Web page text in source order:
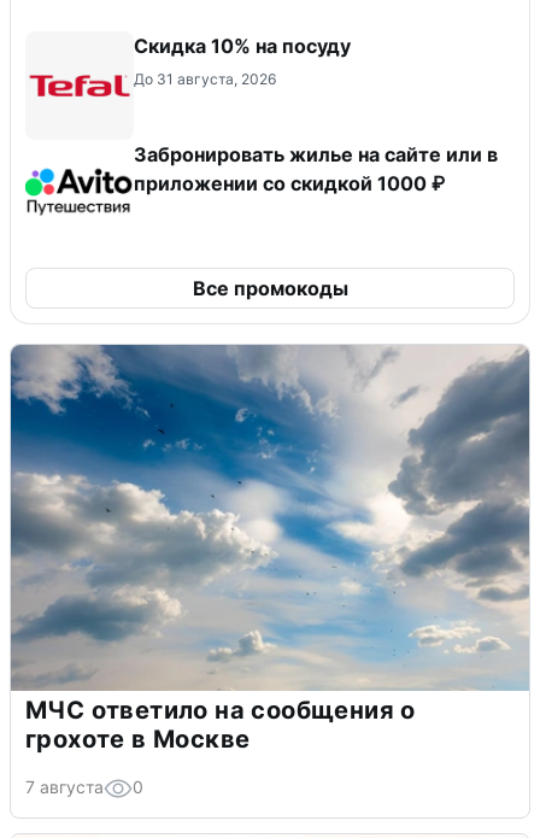
Скидка 10% на посуду
До 31 августа, 2026
Забронировать жилье на сайте или в
приложении со скидкой 1000 ₽
Все промокоды
МЧС ответило на сообщения о
грохоте в Москве
7 августа 0